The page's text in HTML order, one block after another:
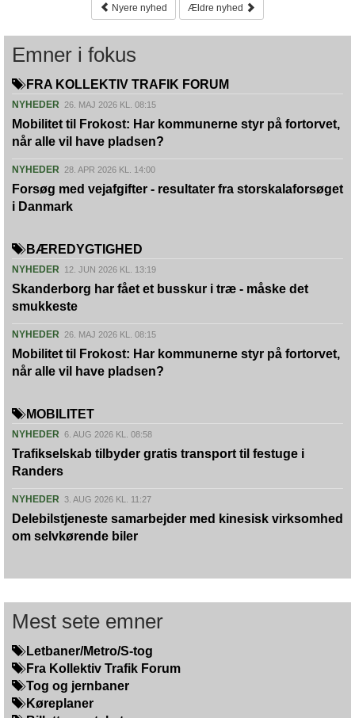
Nyere nyhed Ældre nyhed
Emner i fokus
FRA KOLLEKTIV TRAFIK FORUM
NYHEDER 26. MAJ 2026 KL. 08:15
Mobilitet til Frokost: Har kommunerne styr på fortorvet,
når alle vil have pladsen?
NYHEDER 28. APR 2026 KL. 14:00
Forsøg med vejafgifter - resultater fra storskalaforsøget
i Danmark
BÆREDYGTIGHED
NYHEDER 12. JUN 2026 KL. 13:19
Skanderborg har fået et busskur i træ - måske det
smukkeste
NYHEDER 26. MAJ 2026 KL. 08:15
Mobilitet til Frokost: Har kommunerne styr på fortorvet,
når alle vil have pladsen?
MOBILITET
NYHEDER 6. AUG 2026 KL. 08:58
Trafikselskab tilbyder gratis transport til festuge i
Randers
NYHEDER 3. AUG 2026 KL. 11:27
Delebilstjeneste samarbejder med kinesisk virksomhed
om selvkørende biler
Mest sete emner
Letbaner/Metro/S-tog
Fra Kollektiv Trafik Forum
Tog og jernbaner
Køreplaner